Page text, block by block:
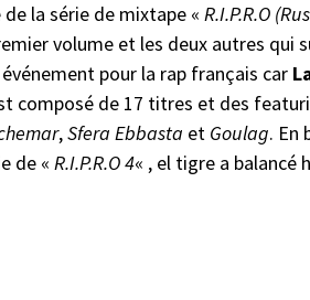
la série de mixtape « R.I.P.R.O
volume et les deux autres qui
pour la rap français car
composé de 17 titres et des
,Sfera Ebbasta et Goulag. En
de « R.I.P.R.O 4« , el tigre a balancé